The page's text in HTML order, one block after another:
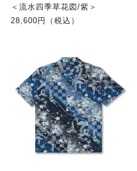
＜流水四季草花図/紫＞
28,600円（税込）